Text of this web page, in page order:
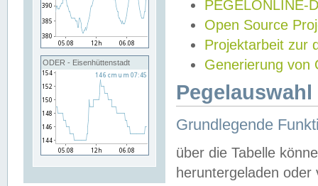
ODER - Eisenhüttenstadt
PEGELONLINE-
Open Source
Projektarbeit zur
Generierung von
Grundlegende
über die Tabelle
heruntergeladen oder